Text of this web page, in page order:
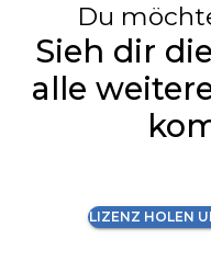
Du
Sieh dir
alle
LIZENZ HOLEN